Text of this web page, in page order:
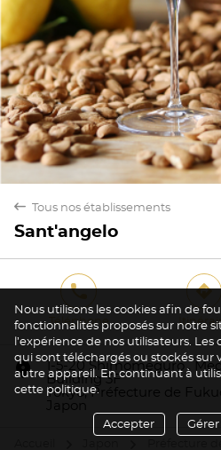
back Tous nos établissements
Sant'angelo
phone
Téléphone
direction
marker
1-5-20 Shimomeguro ,
Building 3F
Tokyo, Préfecture de
Japon
Nous utilisons les cookies afin de
fonctionnalités proposés sur notre
l’expérience de nos utilisateurs.
qui sont téléchargés ou stockés
autre appareil. En continuant à
cette politique.
Accepter Gérer